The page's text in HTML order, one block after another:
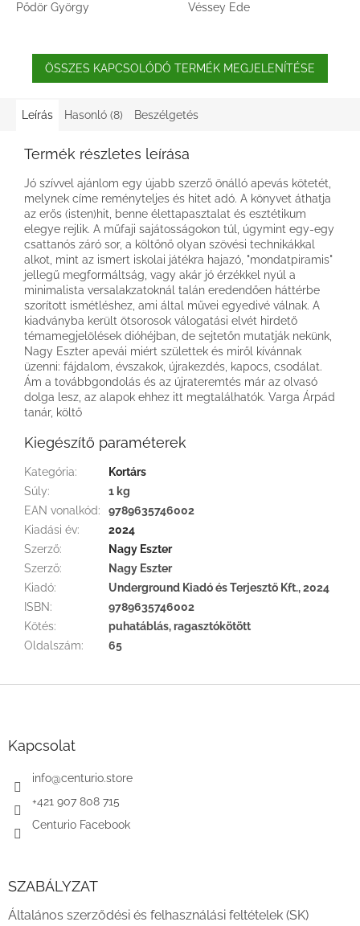
Pődör György Véssey Ede
ÖSSZES KAPCSOLÓDÓ TERMÉK MEGJELENÍTÉSE
Leírás Hasonló (8) Beszélgetés
Termék részletes leírása
Jó szívvel ajánlom egy újabb szerző önálló apevás kötetét,
melynek címe reményteljes és hitet adó. A könyvet áthatja
az erős (isten)hit, benne élettapasztalat és esztétikum
elegye rejlik. A műfaji sajátosságokon túl, úgymint egy-egy
csattanós záró sor, a költőnő olyan szövési technikákkal
alkot, mint az ismert iskolai játékra hajazó, "mondatpiramis"
jellegű megformáltság, vagy akár jó érzékkel nyúl a
minimalista versalakzatoknál talán eredendően háttérbe
szorított ismétléshez, ami által művei egyedivé válnak. A
kiadványba került ötsorosok válogatási elvét hirdető
témamegjelölések dióhéjban, de sejtetőn mutatják nekünk,
Nagy Eszter apevái miért születtek és miről kívánnak
üzenni: fájdalom, évszakok, újrakezdés, kapocs, csodálat.
Ám a továbbgondolás és az újrateremtés már az olvasó
dolga lesz, az alapok ehhez itt megtalálhatók. Varga Árpád
tanár, költő
Kiegészítő paraméterek
Kategória:
Kortárs
Súly:
1 kg
EAN vonalkód:
9789635746002
Kiadási év:
2024
Szerző:
Nagy Eszter
Szerző:
Nagy Eszter
Kiadó:
Underground Kiadó és Terjesztő Kft., 2024
ISBN:
9789635746002
Kötés:
puhatáblás, ragasztókötött
Oldalszám: 65
Kapcsolat
info@centurio.store
+421 907 808 715
Centurio Facebook
SZABÁLYZAT
Általános szerződési és felhasználási feltételek (SK)